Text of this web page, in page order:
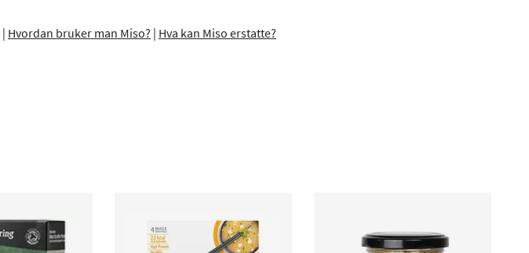
| Hvordan bruker man Miso? | Hva kan Miso erstatte?